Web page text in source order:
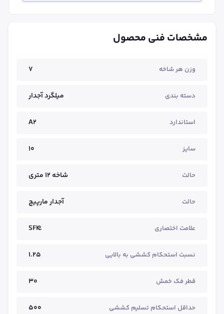
مشخصات فنی محصول
وزن هر شاخه 7
دسته بندی میلگرد آجدار
استاندارد A2
سایز 10
حالت شاخه ۱۲ متری
حالت آجدار مارپیچ
علامت اختصاری
نسبت استحکام کششی به بالایی 1.25
قطر فک خمش 30
حداقل استحکام تسلیم کششی 500